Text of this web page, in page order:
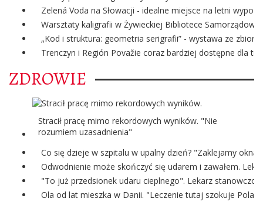
Zelená Voda na Słowacji - idealne miejsce na letni
Warsztaty kaligrafii w Żywieckiej Bibliotece Samorządowej
„Kod i struktura: geometria serigrafii” - wystawa ze
Trenczyn i Región Považie coraz bardziej dostępne dla
ZDROWIE
Stracił pracę mimo rekordowych wyników. "Nie
rozumiem uzasadnienia"
Co się dzieje w szpitalu w upalny dzień? "Zaklejamy
Odwodnienie może skończyć się udarem i zawałem.
"To już przedsionek udaru cieplnego". Lekarz stanowczo
Ola od lat mieszka w Danii. "Leczenie tutaj szokuje